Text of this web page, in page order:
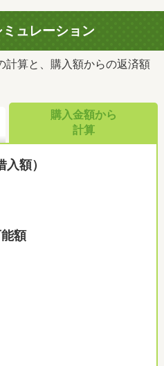
ュレーション
計算と、購入額からの返済額
購入金額から
計算
額）
額